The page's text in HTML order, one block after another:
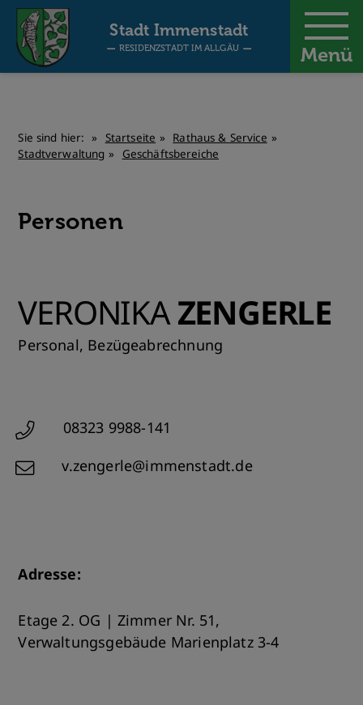
Menü
Stadt Immenstadt
RESIDENZSTADT IM ALLGÄU
Sie sind hier: Startseite
Rathaus & Service
Stadtverwaltung
Geschäftsbereiche
Personen
VERONIKAZENGERLE
Personal, Bezügeabrechnung
Telefon
08323 9988-141
v.zengerle@immenstadt.de
Adresse:
Etage 2. OG | Zimmer Nr. 51,
Verwaltungsgebäude Marienplatz 3-4